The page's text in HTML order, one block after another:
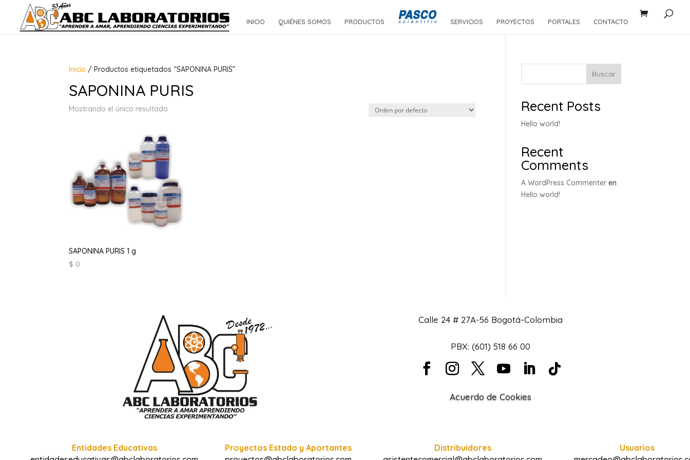
INICIO QUIÉNES SOMOS PRODUCTOS SERVICIOS PROYECTOS PORTALES CONTACTO
Inicio / Productos etiquetados “SAPONINA PURIS”
SAPONINA PURIS
Mostrando el único resultado
SAPONINA PURIS 1 g
$ 0
Buscar
Recent Posts
Hello world!
Recent
Comments
A WordPress Commenter en
Hello world!
Calle 24 # 27A-56 Bogotá-Colombia
PBX: (601) 518 66 00
Acuerdo de Cookies
Entidades Educativas
Proyectos Estado y Aportantes
Distribuidores
Usuarios